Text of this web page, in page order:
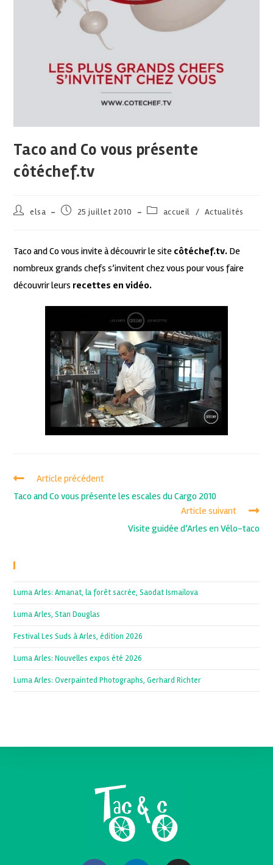
Taco and Co vous présente
côtéchef.tv
elsa 25 juillet 2010 accueil / Actualités
Taco and Co vous invite à découvrir le site côtéchef.tv. De
nombreux grands chefs s’invitent chez vous pour vous faire
découvrir leurs recettes en vidéo.
Article précédent
Taco and Co vous présente les escales du Cargo 2010
Article suivant
Visite guidée d’Arles en Vélo-taco
Luma Arles: Amanat, la forêt sacrée, Saodat Ismailova
Luma Arles, Stan Douglas
Festival Les Suds à Arles, édition 2026
Luma Arles: Nouvelles expos été 2026
Luma Arles: Overpainted Photographs, Gerhard Richter